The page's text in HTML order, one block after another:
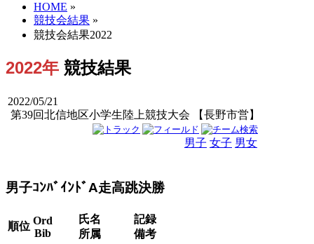
HOME »
競技会結果 »
競技会結果2022
2022年 競技結果
2022/05/21
第39回北信地区小学生陸上競技大会 【長野市営】
男子 女子 男女
男子ｺﾝﾊﾞｲﾝﾄﾞA走高跳決勝
順位 Ord
Bib
氏名
所属
記録
備考